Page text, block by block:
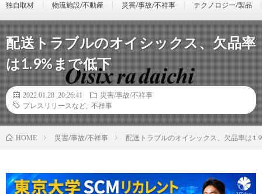
独自取材 物流施設/不動産 災害/事故/不祥事 テクノロジー/製品
配送トラブルのオイシックス、欠品率
は1.9%まで低下
2022.01.28 20:26:41
災害/事故/不祥事
プレスリリースなど
不祥事
HOME 災害/事故/不祥事 配送トラブルのオイシックス、欠品率は